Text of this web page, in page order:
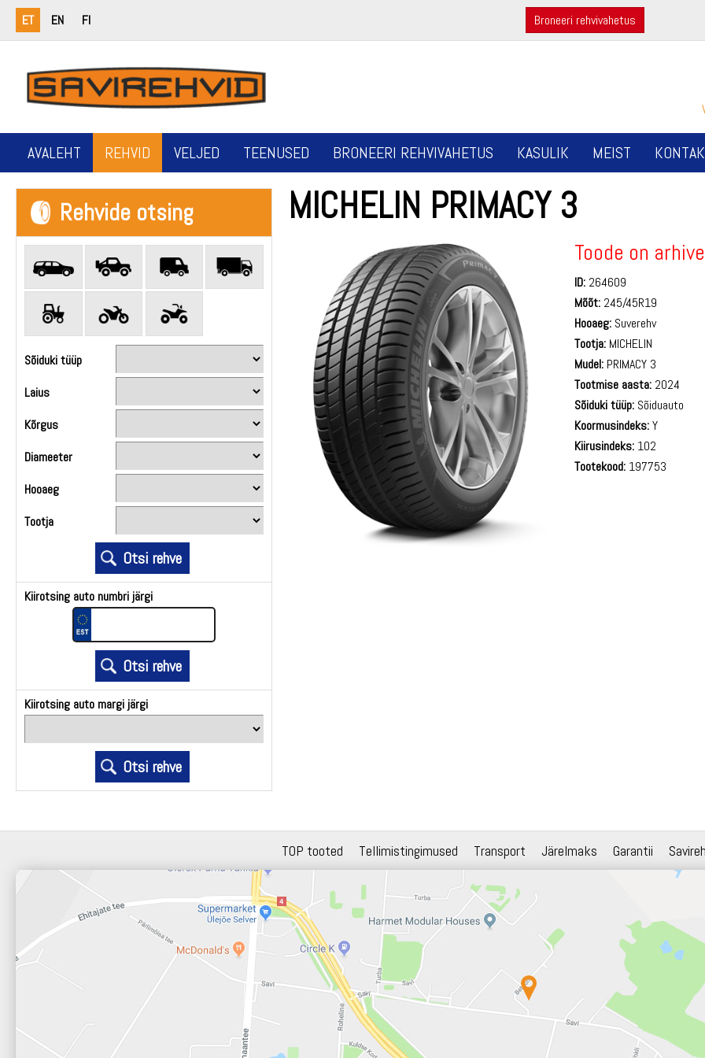
ET EN FI Broneeri rehvivahetus
AVALEHT REHVID VELJED TEENUSED BRONEERI REHVIVAHETUS KASULIK MEIST
Rehvide otsing
Sõiduki tüüp
Laius
Kõrgus
Diameeter
Hooaeg
Tootja
Kiirotsing auto numbri järgi
Kiirotsing auto margi järgi
MICHELIN PRIMACY 3
Toode on
ID: 264609
Mõõt: 245/45R19
Hooaeg: Suverehv
Tootja: MICHELIN
Mudel: PRIMACY 3
Tootmise aasta: 2024
Sõiduki tüüp: Sõiduauto
Koormusindeks:Y
Kiirusindeks: 102
Tootekood: 197753
TOP tooted Tellimistingimused Transport Järelmaks Garantii